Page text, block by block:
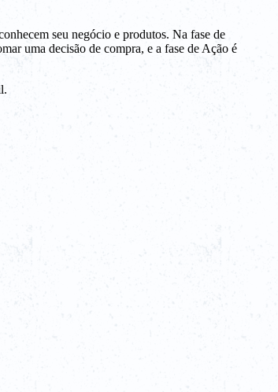
seu negócio e produtos. Na fase de
uma decisão de compra, e a fase de Ação é